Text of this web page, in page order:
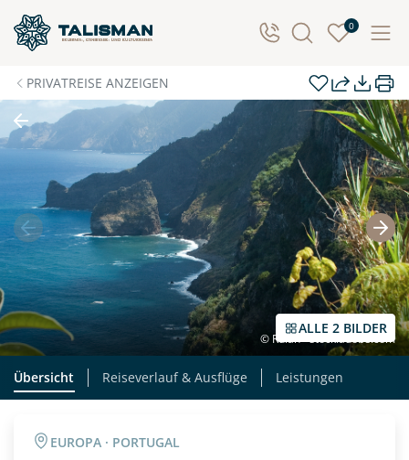
0
PRIVATREISE ANZEIGEN
ALLE 2 BILDER
© Rulan - stock.adobe.com
Übersicht Reiseverlauf & Ausflüge Leistungen
EUROPA · PORTUGAL
Individuelle Anfrage
Herzlichen Dank für Ihre Kontaktaufnahme! Ihr Urlaub
- so individuell wie Sie. Teilen Sie uns Ihre
Wunschtermine für die Reise mit. Wir prüfen die
Verfügbarkeit und kontaktieren Sie, um alles Weitere
zu besprechen. Gemeinsam gestalten wir Ihre
Traumreise.
Persönliche Daten
Vorname Nachname
E-Mail* Telefon